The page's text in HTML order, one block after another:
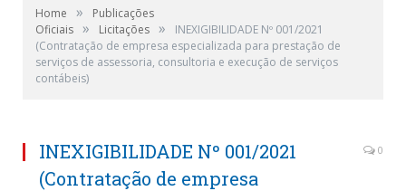
Home »
Publicações
Oficiais » Licitações »
INEXIGIBILIDADE Nº 001/2021
(Contratação de empresa especializada para prestação de
serviços de assessoria, consultoria e execução de serviços
contábeis)
INEXIGIBILIDADE Nº 001/2021
(Contratação de empresa
0